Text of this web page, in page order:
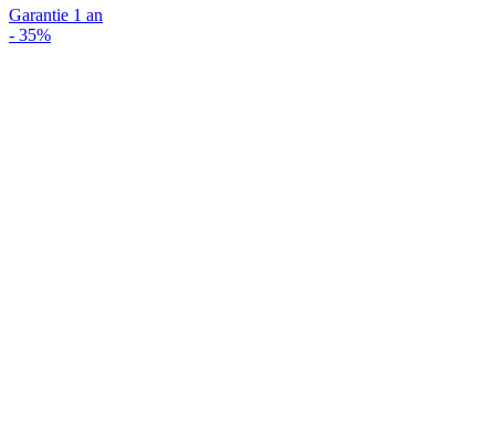
Garantie 1 an
- 35%